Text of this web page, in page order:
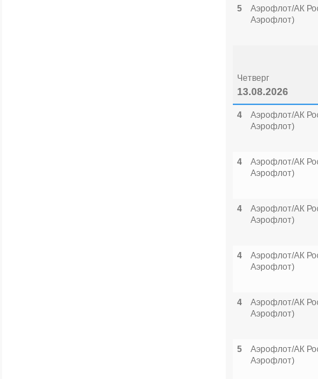
5
Аэрофлот/АК
Аэрофлот)
Четверг
13.08.2026
4
Аэрофлот/АК
Аэрофлот)
4
Аэрофлот/АК
Аэрофлот)
4
Аэрофлот/АК
Аэрофлот)
4
Аэрофлот/АК
Аэрофлот)
4
Аэрофлот/АК
Аэрофлот)
5
Аэрофлот/АК
Аэрофлот)